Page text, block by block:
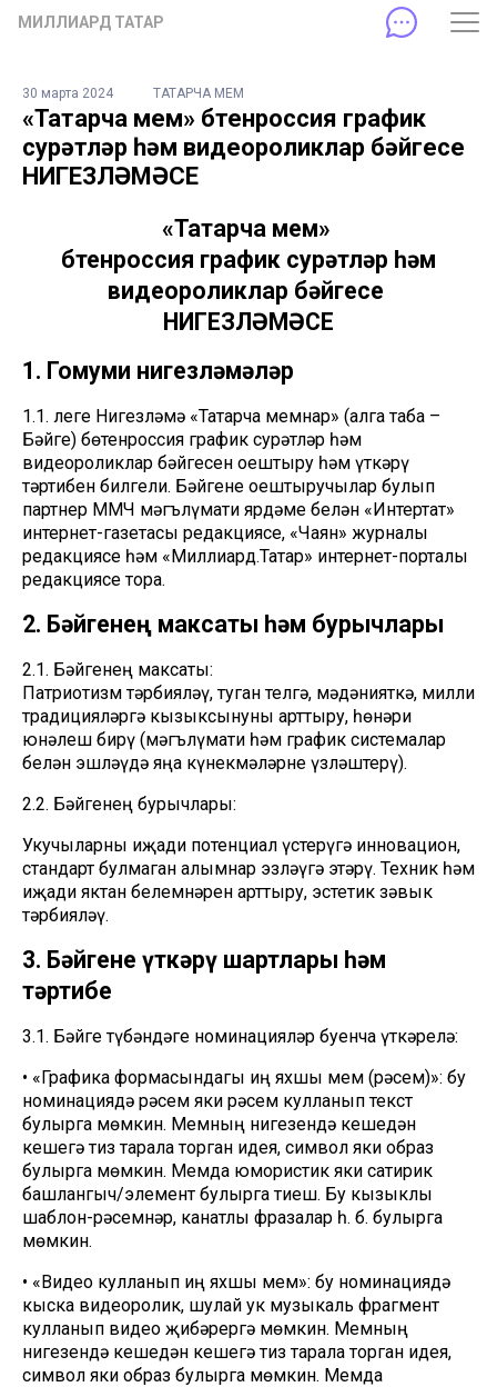
МИЛЛИАРД ТАТАР
30 марта 2024 ТАТАРЧА МЕМ
«Татарча мем» бөтенроссия график
сурәтләр һәм видеороликлар бәйгесе
НИГЕЗЛӘМӘСЕ
«Татарча мем»
бөтенроссия график сурәтләр һәм
видеороликлар бәйгесе
НИГЕЗЛӘМӘСЕ
1. Гомуми нигезләмәләр
1.1. Әлеге Нигезләмә «Татарча мемнар» (алга таба –
Бәйге) бөтенроссия график сурәтләр һәм
видеороликлар бәйгесен оештыру һәм үткәрү
тәртибен билгели. Бәйгене оештыручылар булып
партнер ММЧ мәгълүмати ярдәме белән «Интертат»
интернет-газетасы редакциясе, «Чаян» журналы
редакциясе һәм «Миллиард.Татар» интернет-порталы
редакциясе тора.
2. Бәйгенең максаты һәм бурычлары
2.1. Бәйгенең максаты:
Патриотизм тәрбияләү, туган телгә, мәдәнияткә, милли
традицияләргә кызыксынуны арттыру, һөнәри
юнәлеш бирү (мәгълүмати һәм график системалар
белән эшләүдә яңа күнекмәләрне үзләштерү).
2.2. Бәйгенең бурычлары:
Укучыларны иҗади потенциал үстерүгә инновацион,
стандарт булмаган алымнар эзләүгә этәрү. Техник һәм
иҗади яктан белемнәрен арттыру, эстетик зәвык
тәрбияләү.
3. Бәйгене үткәрү шартлары һәм
тәртибе
3.1. Бәйге түбәндәге номинацияләр буенча үткәрелә:
• «Графика формасындагы иң яхшы мем (рәсем)»: бу
номинациядә рәсем яки рәсем кулланып текст
булырга мөмкин. Мемның нигезендә кешедән
кешегә тиз тарала торган идея, символ яки образ
булырга мөмкин. Мемда юмористик яки сатирик
башлангыч/элемент булырга тиеш. Бу кызыклы
шаблон-рәсемнәр, канатлы фразалар һ. б. булырга
мөмкин.
• «Видео кулланып иң яхшы мем»: бу номинациядә
кыска видеоролик, шулай ук музыкаль фрагмент
кулланып видео җибәрергә мөмкин. Мемның
нигезендә кешедән кешегә тиз тарала торган идея,
символ яки образ булырга мөмкин. Мемда